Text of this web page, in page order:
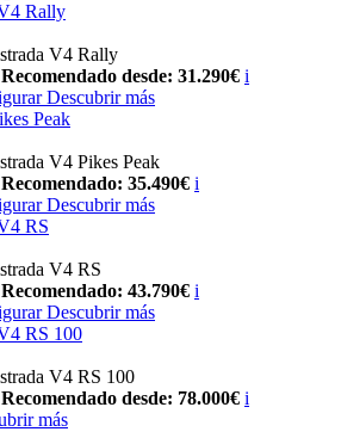
Rally
V4 Rally
desde: 31.290€ i
Descubrir más
Peak
V4 Pikes Peak
35.490€ i
Descubrir más
RS
V4 RS
43.790€ i
Descubrir más
RS 100
V4 RS 100
desde: 78.000€ i
más